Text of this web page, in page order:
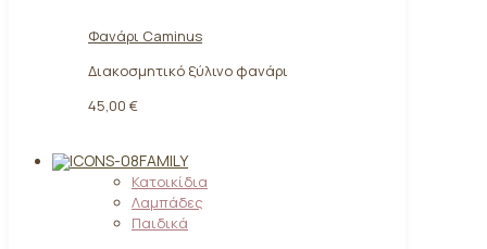
Φανάρι Caminus
Διακοσμητικό ξύλινο φανάρι
45,00 €
FAMILY
Κατοικίδια
Λαμπάδες
Παιδικά